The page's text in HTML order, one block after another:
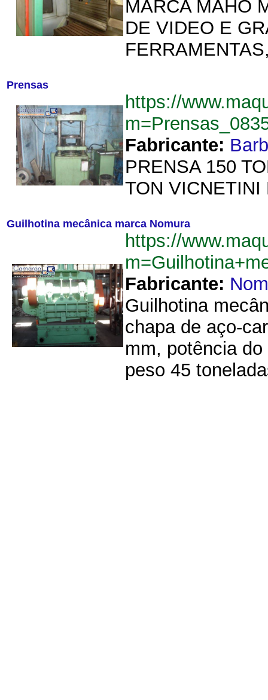
MARCA MAHO
DE VIDEO E
Prensas
https://
Fabricante:
PRENSA 150
TON
Guilhotina mecânica marca Nomura
https://
Fabricante:
Guilhotina
chapa de aço-
mm, potência
peso 45